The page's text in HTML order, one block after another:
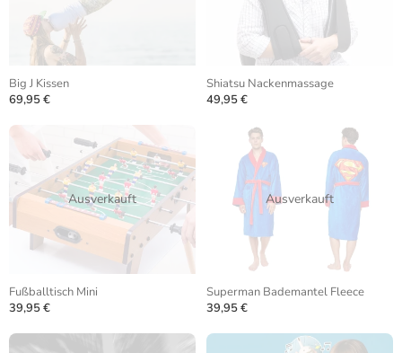
Big J Kissen
69,95 €
Shiatsu Nackenmassage
49,95 €
Ausverkauft
Fußballtisch Mini
39,95 €
Ausverkauft
Superman Bademantel Fleece
39,95 €